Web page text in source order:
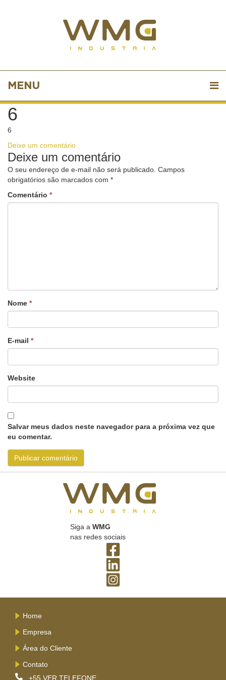
MENU
6
6
Deixe um comentário
Deixe um comentário
O seu endereço de e-mail não será publicado. Campos
obrigatórios são marcados com *
Comentário *
Nome *
E-mail *
Website
Salvar meus dados neste navegador para a próxima vez que
eu comentar.
Siga a WMG
nas redes sociais
Home
Empresa
Área do Cliente
Contato
+55 VER TELEFONE